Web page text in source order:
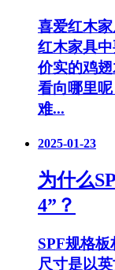
喜爱红木
红木家具
价实的鸡
看向哪里
难...
2025-01-23
为什么
4”？
SPF规格
尺寸是以